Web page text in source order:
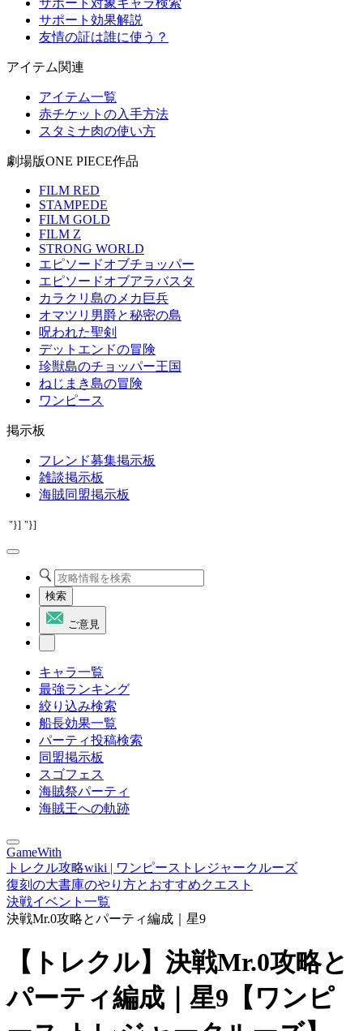
サポート対象キャラ検索
サポート効果解説
友情の証は誰に使う？
アイテム関連
アイテム一覧
赤チケットの入手方法
スタミナ肉の使い方
劇場版ONE PIECE作品
FILM RED
STAMPEDE
FILM GOLD
FILM Z
STRONG WORLD
エピソードオブチョッパー
エピソードオブアラバスタ
カラクリ島のメカ巨兵
オマツリ男爵と秘密の島
呪われた聖剣
デットエンドの冒険
珍獣島のチョッパー王国
ねじまき島の冒険
ワンピース
掲示板
フレンド募集掲示板
雑談掲示板
海賊同盟掲示板
"}] "}]
検索
ご意見
キャラ一覧
最強ランキング
絞り込み検索
船長効果一覧
パーティ投稿検索
同盟掲示板
スゴフェス
海賊祭パーティ
海賊王への軌跡
GameWith
トレクル攻略wiki | ワンピーストレジャークルーズ
復刻の大書庫のやり方とおすすめクエスト
決戦イベント一覧
決戦Mr.0攻略とパーティ編成｜星9
【トレクル】決戦Mr.0攻略と
パーティ編成｜星9【ワンピ